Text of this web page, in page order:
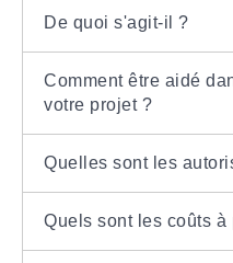
De quoi s'agit-il ?
Comment être aidé
votre projet ?
Quelles sont les
Quels sont les coûts à